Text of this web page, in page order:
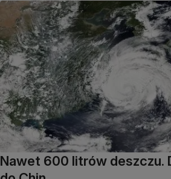
Nawet 600 litrów deszczu.